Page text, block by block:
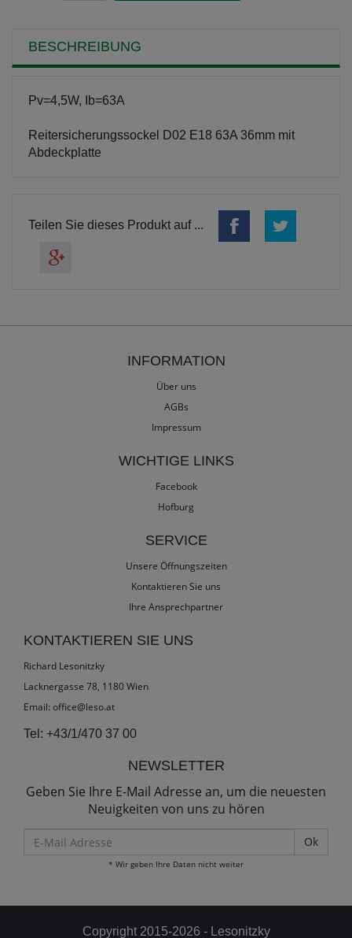
BESCHREIBUNG
Pv=4,5W, Ib=63A
Reitersicherungssockel D02 E18 63A 36mm mit
Abdeckplatte
Teilen Sie dieses Produkt auf ...
INFORMATION
Über uns
AGBs
Impressum
WICHTIGE LINKS
Facebook
Hofburg
SERVICE
Unsere Öffnungszeiten
Kontaktieren Sie uns
Ihre Ansprechpartner
KONTAKTIEREN SIE UNS
Richard Lesonitzky
Lacknergasse 78, 1180 Wien
Email: office@leso.at
Tel: +43/1/470 37 00
NEWSLETTER
Geben Sie Ihre E-Mail Adresse an, um die neuesten
Neuigkeiten von uns zu hören
Mail
Adresse
* Wir geben Ihre Daten nicht weiter
Copyright 2015-2026 - Lesonitzky